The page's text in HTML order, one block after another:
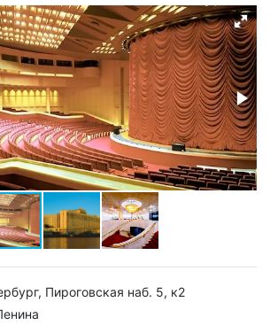
Пироговская наб. 5, к2